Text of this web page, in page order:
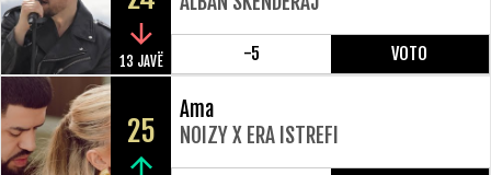
13 JAVË -5 VOTO
25
Ama
NOIZY X ERA ISTREFI